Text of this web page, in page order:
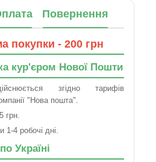
Повернення
покупки - 200 грн
кур'єром Нової Пошти
згідно тарифів
"Нова пошта".
грн.
1-4 робочі дні.
Україні